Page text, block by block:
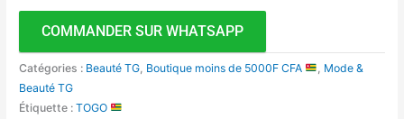
COMMANDER SUR WHATSAPP
Catégories : Beauté TG Boutique moins de 5000F CFA
Mode &
Beauté TG
Étiquette :TOGO